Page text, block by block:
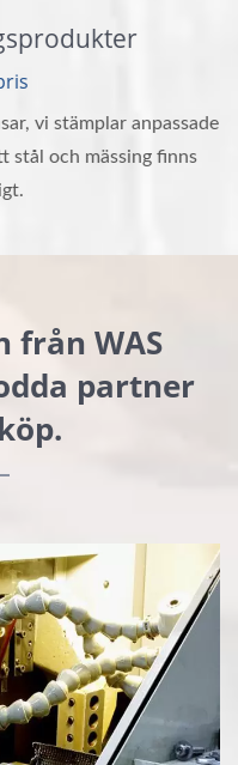
vi stämplar anpassade
och mässing finns
från WAS
partner